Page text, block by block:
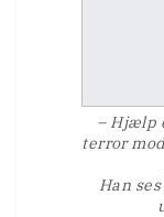
– Hjælp
terror
Han